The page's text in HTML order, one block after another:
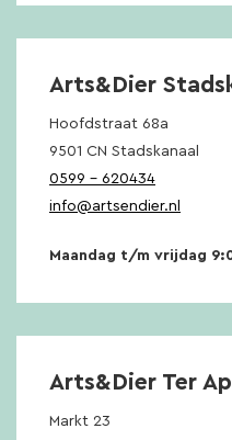
Arts&Dier
Hoofdstraat 68a
9501 CN Stadskanaal
0599 – 620434
info@artsendier.nl
Maandag t/m vrijdag
Arts&Dier Ter
Markt 23